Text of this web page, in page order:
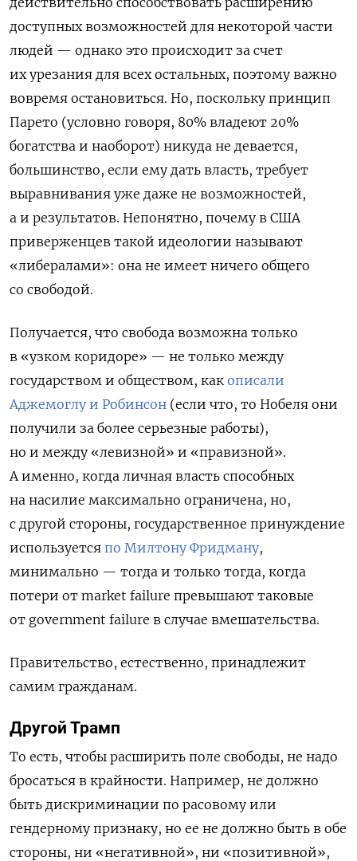
доступных возможностей для некоторой части
людей — однако это происходит за счет
их урезания для всех остальных, поэтому важно
вовремя остановиться. Но, поскольку принцип
Парето (условно говоря, 80% владеют 20%
богатства и наоборот) никуда не девается,
большинство, если ему дать власть, требует
выравнивания уже даже не возможностей,
а и результатов. Непонятно, почему в США
приверженцев такой идеологии называют
«либералами»: она не имеет ничего общего
со свободой.
Получается, что свобода возможна только
в «узком коридоре» — не только между
государством и обществом, как описали
Аджемоглу и Робинсон (если что, то Нобеля они
получили за более серьезные работы),
но и между «левизной» и «правизной».
А именно, когда личная власть способных
на насилие максимально ограничена, но,
с другой стороны, государственное принуждение
используется по Милтону Фридману,
минимально — тогда и только тогда, когда
потери от market failure превышают таковые
от government failure в случае вмешательства.
Правительство, естественно, принадлежит
самим гражданам.
Другой Трамп
То есть, чтобы расширить поле свободы, не надо
бросаться в крайности. Например, не должно
быть дискриминации по расовому или
гендерному признаку, но ее не должно быть в обе
стороны, ни «негативной», ни «позитивной»,